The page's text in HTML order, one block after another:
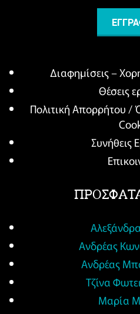
Διαφημίσεις –
Θέσεις
Πολιτική Απορρήτου /
Συνήθεις
Ανδρέας
Ανδρέας
Τζίνα
Μαρία